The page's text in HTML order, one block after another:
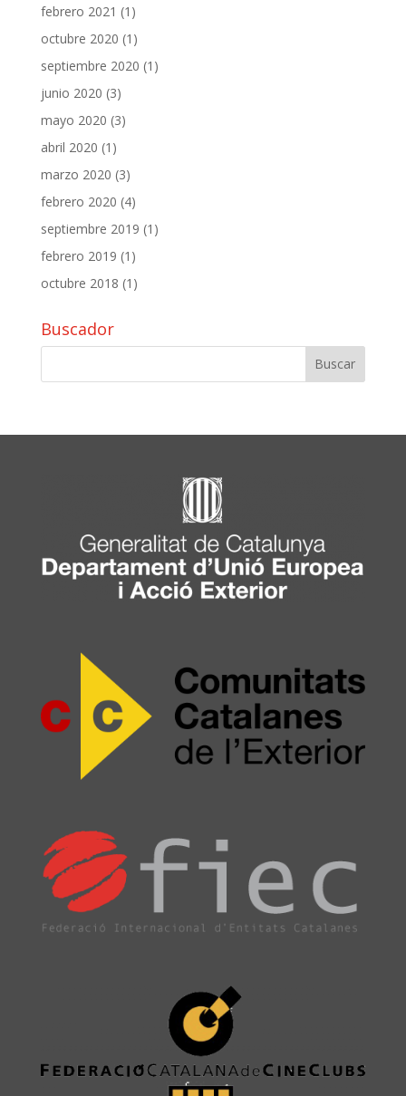
febrero 2021 (1)
octubre 2020 (1)
septiembre 2020 (1)
junio 2020 (3)
mayo 2020 (3)
abril 2020 (1)
marzo 2020 (3)
febrero 2020 (4)
septiembre 2019 (1)
febrero 2019 (1)
octubre 2018 (1)
Buscador